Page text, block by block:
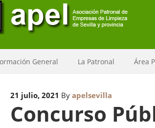
General La Patronal Área
21 julio, 2021 By apelsevilla
Concurso